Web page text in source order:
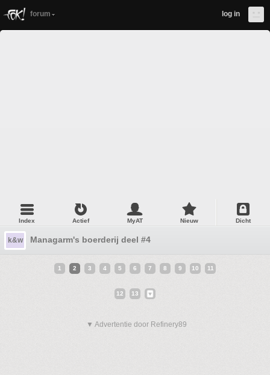
forum log in
Index Actief MyAT Nieuw Dicht
k&w Managarm's boerderij deel #4
1 2 3 4 5 6 7 8 9 10 11
12 13
▼ Advertentie door Refinery89